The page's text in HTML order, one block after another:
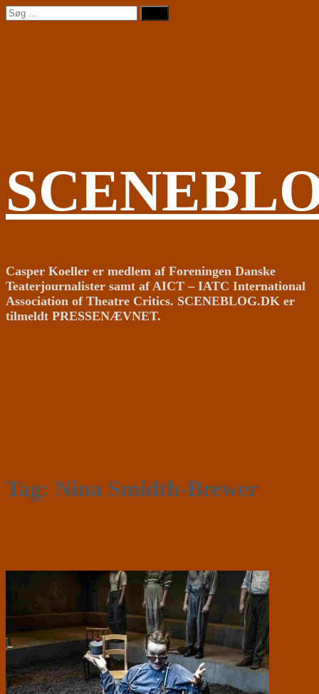
Videre
til
Søg
efter:
Casper Koeller er medlem af Foreningen Danske
Teaterjournalister samt af AICT – IATC International
Association of Theatre Critics. SCENEBLOG.DK er
tilmeldt PRESSENÆVNET.
Tag: Nina Smidth-Brewer